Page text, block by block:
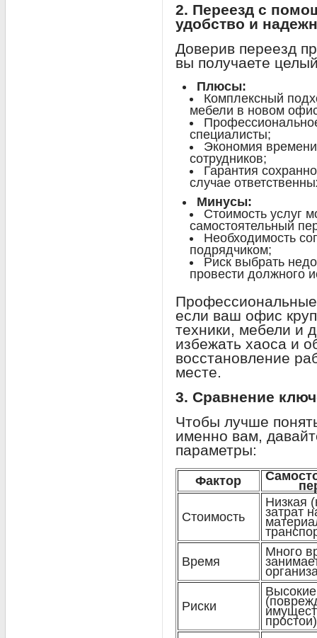
2. Переезд с
удобство и
Доверив переезд
вы получаете
Плюсы:
Комплексный
мебели в новом
специалисты;
Экономия
сотрудников;
Гарантия
случае
Минусы:
Стоимость услуг
самостоятельный
Необходимость
подрядчиком;
Риск выбрать
провести должного
если ваш офис
техники, мебели и
избежать хаоса и
восстановление
месте.
3. Сравнение
Чтобы лучше
именно вам,
параметры:
Фактор
Стоимость
Низкая
затрат
Время
Много
Риски
Высокие
простои)